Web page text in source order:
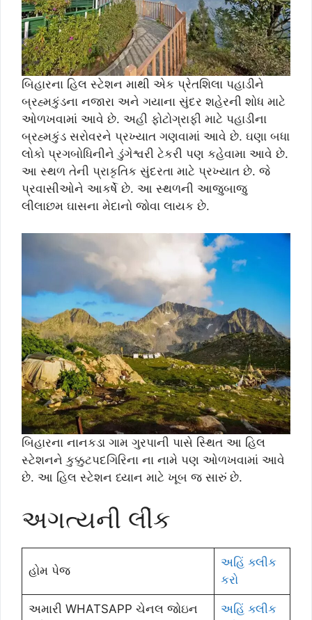
બિહારના હિલ સ્ટેશન માથી એક પ્રેતશિલા પહાડીને
બ્રહ્મકુંડના નજારા અને ગયાના સુંદર શહેરની શોધ માટે
ઓળખવામાં આવે છે. અહી ફોટોગ્રાફી માટે પહાડીના
બ્રહ્મકુંડ સરોવરને પ્રખ્યાત ગણવામાં આવે છે. ઘણા બધા
લોકો પ્રગબોધિનીને ડુંગેશ્વરી ટેકરી પણ કહેવામા આવે છે.
આ સ્થળ તેની પ્રાકૃતિક સુંદરતા માટે પ્રખ્યાત છે. જે
પ્રવાસીઓને આકર્ષે છે. આ સ્થળની આજુબાજુ
લીલાછમ ઘાસના મેદાનો જોવા લાયક છે.
બિહારના નાનકડા ગામ ગુરપાની પાસે સ્થિત આ હિલ
સ્ટેશનને કુક્કુટપદગિરિના ના નામે પણ ઓળખવામાં આવે
છે. આ હિલ સ્ટેશન ધ્યાન માટે ખૂબ જ સારું છે.
અગત્યની લીંક
હોમ પેજ
અહિં ક્લીક
કરો
અમારી WHATSAPP ચેનલ જોઇન
અહિં ક્લીક